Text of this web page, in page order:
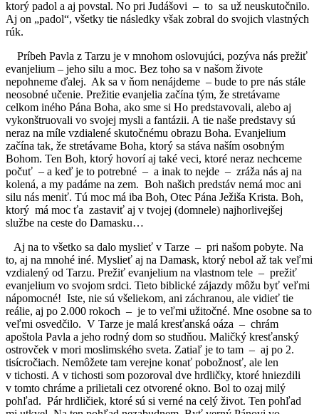
ktorý padol a aj povstal. No pri Judášovi – to sa už neuskutočnilo.
Aj on „padol“, všetky tie následky však zobral do svojich vlastných
rúk.
Príbeh Pavla z Tarzu je v mnohom oslovujúci, pozýva nás prežiť
evanjelium – jeho silu a moc. Bez toho sa v našom živote
nepohneme ďalej. Ak sa v ňom nenájdeme – bude to pre nás stále
neosobné učenie. Prežitie evanjelia začína tým, že stretávame
celkom iného Pána Boha, ako sme si Ho predstavovali, alebo aj
vykonštruovali vo svojej mysli a fantázii. A tie naše predstavy sú
neraz na míle vzdialené skutočnému obrazu Boha. Evanjelium
začína tak, že stretávame Boha, ktorý sa stáva naším osobným
Bohom. Ten Boh, ktorý hovorí aj také veci, ktoré neraz nechceme
počuť – a keď je to potrebné – a inak to nejde – zráža nás aj na
kolená, a my padáme na zem. Boh našich predstáv nemá moc ani
silu nás meniť. Tú moc má iba Boh, Otec Pána Ježiša Krista. Boh,
ktorý má moc ťa zastaviť aj v tvojej (domnele) najhorlivejšej
službe na ceste do Damasku…
Aj na to všetko sa dalo myslieť v Tarze – pri našom pobyte. Na
to, aj na mnohé iné. Myslieť aj na Damask, ktorý nebol až tak veľmi
vzdialený od Tarzu. Prežiť evanjelium na vlastnom tele – prežiť
evanjelium vo svojom srdci. Tieto biblické zájazdy môžu byť veľmi
nápomocné! Iste, nie sú všeliekom, ani záchranou, ale vidieť tie
reálie, aj po 2.000 rokoch – je to veľmi užitočné. Mne osobne sa to
veľmi osvedčilo. V Tarze je malá kresťanská oáza – chrám
apoštola Pavla a jeho rodný dom so studňou. Maličký kresťanský
ostrovček v mori moslimského sveta. Zatiaľ je to tam – aj po 2.
tisícročiach. Nemôžete tam verejne konať pobožnosť, ale len
v tichosti. A v tichosti som pozoroval dve hrdličky, ktoré hniezdili
v tomto chráme a prilietali cez otvorené okno. Bol to ozaj milý
pohľad. Pár hrdličiek, ktoré sú si verné na celý život. Ten pohľad